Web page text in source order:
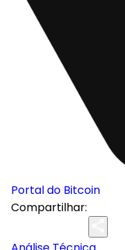
Portal do Bitcoin
Compartilhar: